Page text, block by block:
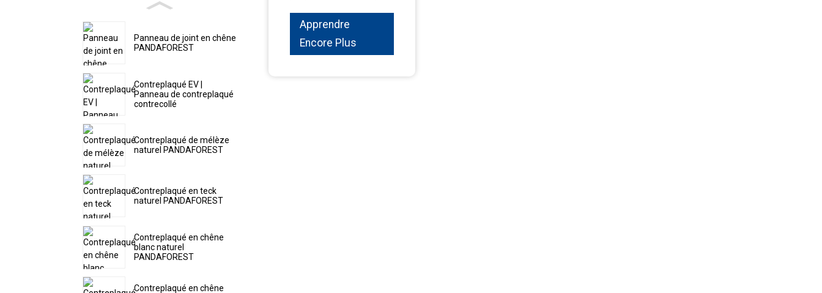
Panneau de joint en chêne
PANDAFOREST
Contreplaqué EV |
Panneau de contreplaqué
contrecollé
Contreplaqué de mélèze
naturel PANDAFOREST
Contreplaqué en teck
naturel PANDAFOREST
Contreplaqué en chêne
blanc naturel
PANDAFOREST
Contreplaqué en chêne
Apprendre
Encore Plus